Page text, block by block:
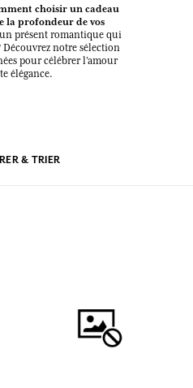
choisir un cadeau
la profondeur de vos
présent romantique qui
notre sélection
pour célébrer l’amour
élégance.
& TRIER